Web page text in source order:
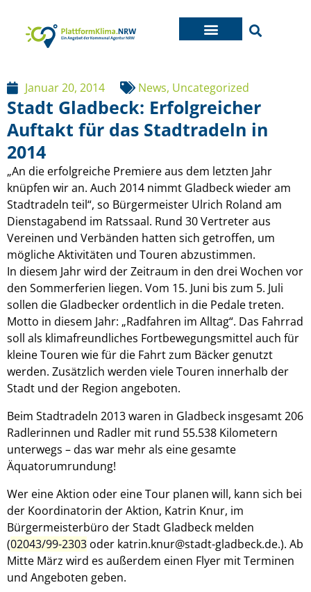
Januar 20, 2014 News, Uncategorized
Stadt Gladbeck: Erfolgreicher
Auftakt für das Stadtradeln in
2014
„An die erfolgreiche Premiere aus dem letzten Jahr
knüpfen wir an. Auch 2014 nimmt Gladbeck wieder am
Stadtradeln teil“, so Bürgermeister Ulrich Roland am
Dienstagabend im Ratssaal. Rund 30 Vertreter aus
Vereinen und Verbänden hatten sich getroffen, um
mögliche Aktivitäten und Touren abzustimmen.
In diesem Jahr wird der Zeitraum in den drei Wochen vor
den Sommerferien liegen. Vom 15. Juni bis zum 5. Juli
sollen die Gladbecker ordentlich in die Pedale treten.
Motto in diesem Jahr: „Radfahren im Alltag“. Das Fahrrad
soll als klimafreundliches Fortbewegungsmittel auch für
kleine Touren wie für die Fahrt zum Bäcker genutzt
werden. Zusätzlich werden viele Touren innerhalb der
Stadt und der Region angeboten.
Beim Stadtradeln 2013 waren in Gladbeck insgesamt 206
Radlerinnen und Radler mit rund 55.538 Kilometern
unterwegs – das war mehr als eine gesamte
Äquatorumrundung!
Wer eine Aktion oder eine Tour planen will, kann sich bei
der Koordinatorin der Aktion, Katrin Knur, im
Bürgermeisterbüro der Stadt Gladbeck melden
(02043/99-2303 oder katrin.knur@stadt-gladbeck.de.). Ab
Mitte März wird es außerdem einen Flyer mit Terminen
und Angeboten geben.